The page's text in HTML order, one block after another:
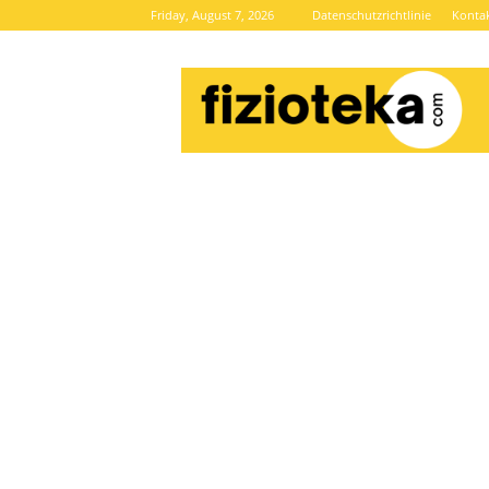
Friday, August 7, 2026 Datenschutzrichtlinie
Brze
vijesti